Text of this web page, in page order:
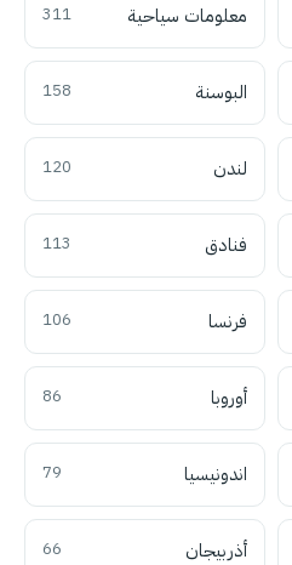
معلومات سياحية 311
البوسنة 158
لندن 120
فنادق 113
فرنسا 106
أوروبا 86
اندونيسيا 79
أذربيجان 66